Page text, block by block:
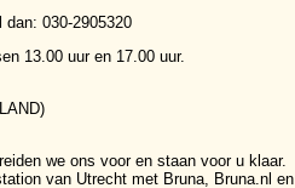
030-2905320
13.00 uur en 17.00 uur.
we ons voor en staan voor u klaar.
van Utrecht met Bruna, Bruna.nl en